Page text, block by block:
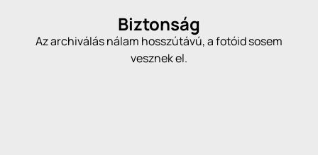
Biztonság
Az archiválás nálam hosszútávú, a fotóid sosem
vesznek el.